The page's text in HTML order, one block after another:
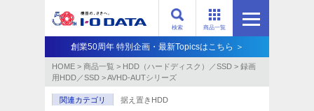
商品一覧
検索
創業50周年 特別企画・最新Topicsはこちら ＞
HOME > 商品一覧 > HDD（ハードディスク）／SSD > 録画
用HDD／SSD >AVHD-AUTシリーズ
関連カテゴリ 据え置きHDD